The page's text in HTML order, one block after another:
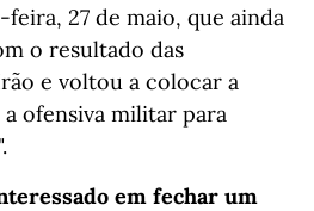
27 de maio, que ainda
o resultado das
e voltou a colocar a
ofensiva militar para
em fechar um